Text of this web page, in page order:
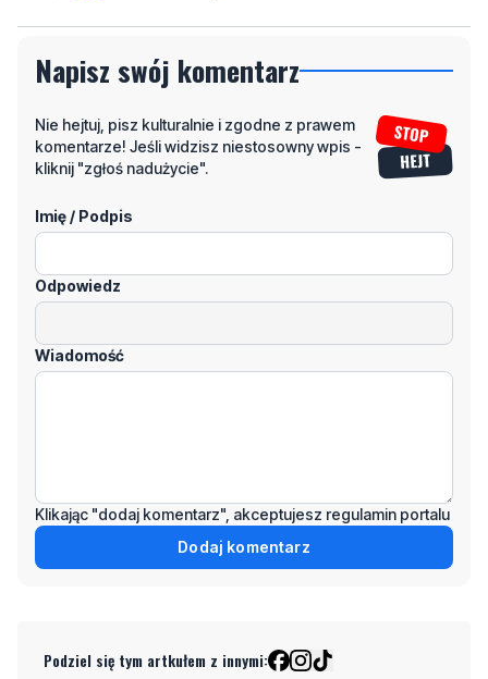
Napisz swój komentarz
Nie hejtuj, pisz kulturalnie i zgodne z prawem
komentarze! Jeśli widzisz niestosowny wpis -
kliknij "zgłoś nadużycie".
Imię / Podpis
Odpowiedz
Wiadomość
Klikając "dodaj komentarz", akceptujesz regulamin portalu
Dodaj komentarz
Podziel się tym artkułem z innymi: